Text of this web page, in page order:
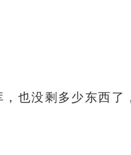
也没剩多少东西了